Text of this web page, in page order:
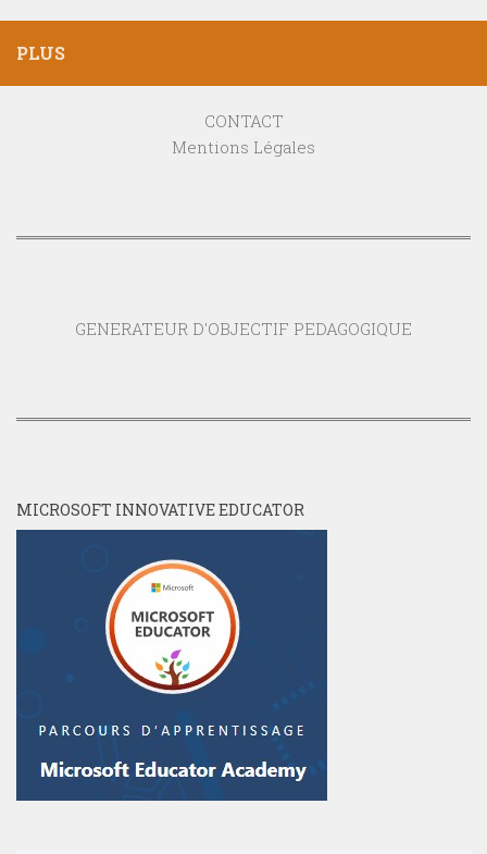
PLUS
CONTACT
Mentions Légales
GENERATEUR D'OBJECTIF PEDAGOGIQUE
MICROSOFT INNOVATIVE EDUCATOR